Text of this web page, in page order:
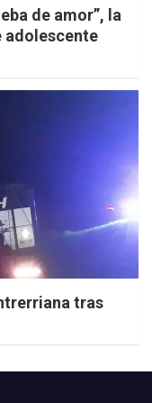
de amor”, la
adolescente
tras